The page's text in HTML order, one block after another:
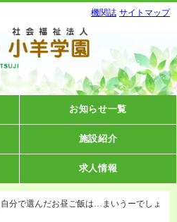
機関誌 サイトマップ
お知らせ一覧
施設紹介
求人情報
自分で選んだお昼ご飯は…まいうーでしょ